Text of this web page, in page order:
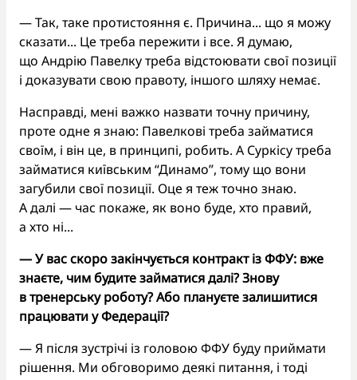
— Так, таке протистояння є. Причина... що я можу
сказати... Це треба пережити і все. Я думаю,
що Андрію Павелку треба відстоювати свої позиції
і доказувати свою правоту, іншого шляху немає.
Насправді, мені важко назвати точну причину,
проте одне я знаю: Павелкові треба займатися
своїм, і він це, в принципі, робить. А Суркісу треба
займатися київським “Динамо”, тому що вони
загубили свої позиції. Оце я теж точно знаю.
А далі — час покаже, як воно буде, хто правий,
а хто ні...
— У вас скоро закінчується контракт із ФФУ: вже
знаєте, чим будите займатися далі? Знову
в тренерську роботу? Або плануєте залишитися
працювати у Федерації?
— Я після зустрічі із головою ФФУ буду приймати
рішення. Ми обговоримо деякі питання, і тоді